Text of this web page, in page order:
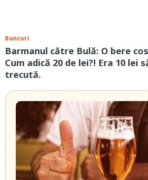
Bancuri
Barmanul către Bulă: O bere
Cum adică 20 de lei?! Era 10 lei
trecută.